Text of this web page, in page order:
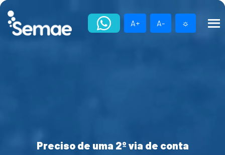
Skip
content
A+ A- ☼
Preciso de uma 2º via de conta